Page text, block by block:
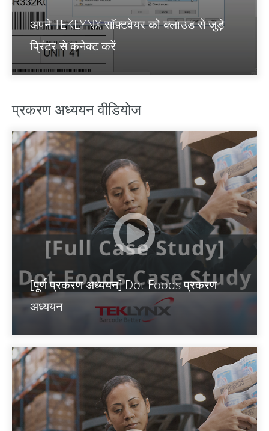
अपने TEKLYNX सॉफ़्टवेयर को क्लाउड से जुड़े
प्रिंटर से कनेक्ट करें
प्रकरण अध्ययन वीडियोज
[पूर्ण प्रकरण अध्ययन] Dot Foods प्रकरण
अध्ययन